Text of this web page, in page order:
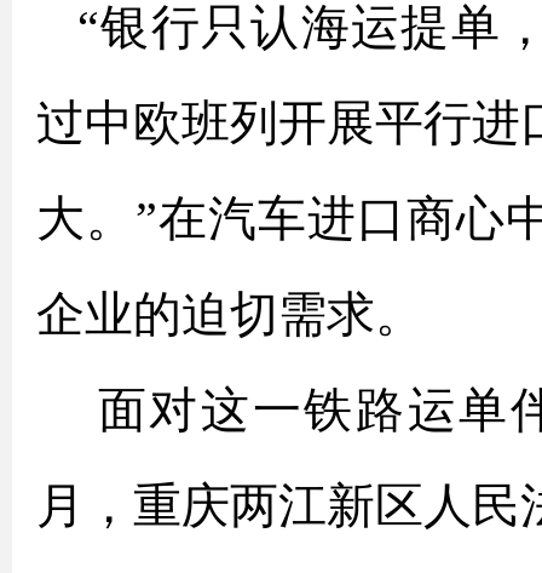
“银行只认海运提单
过中欧班列开展平行
大。”在汽车进口商心
企业的迫切需求。
面对这一铁路运单
月，重庆两江新区人